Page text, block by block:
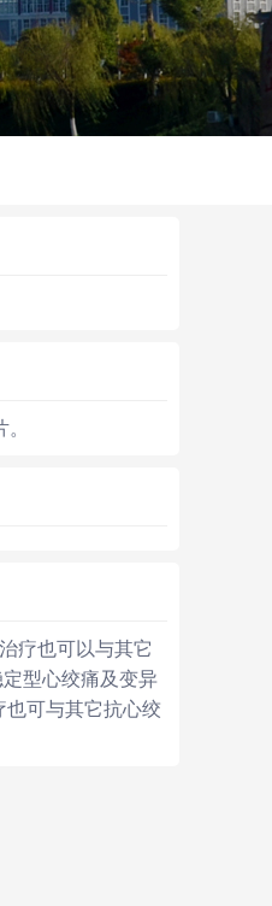
疗也可以与其它
型心绞痛及变异
可与其它抗心绞